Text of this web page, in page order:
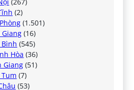
(2)
(1.501)
Giang (16)
Bình (545)
Hòa (36)
Giang (51)
(7)
(53)